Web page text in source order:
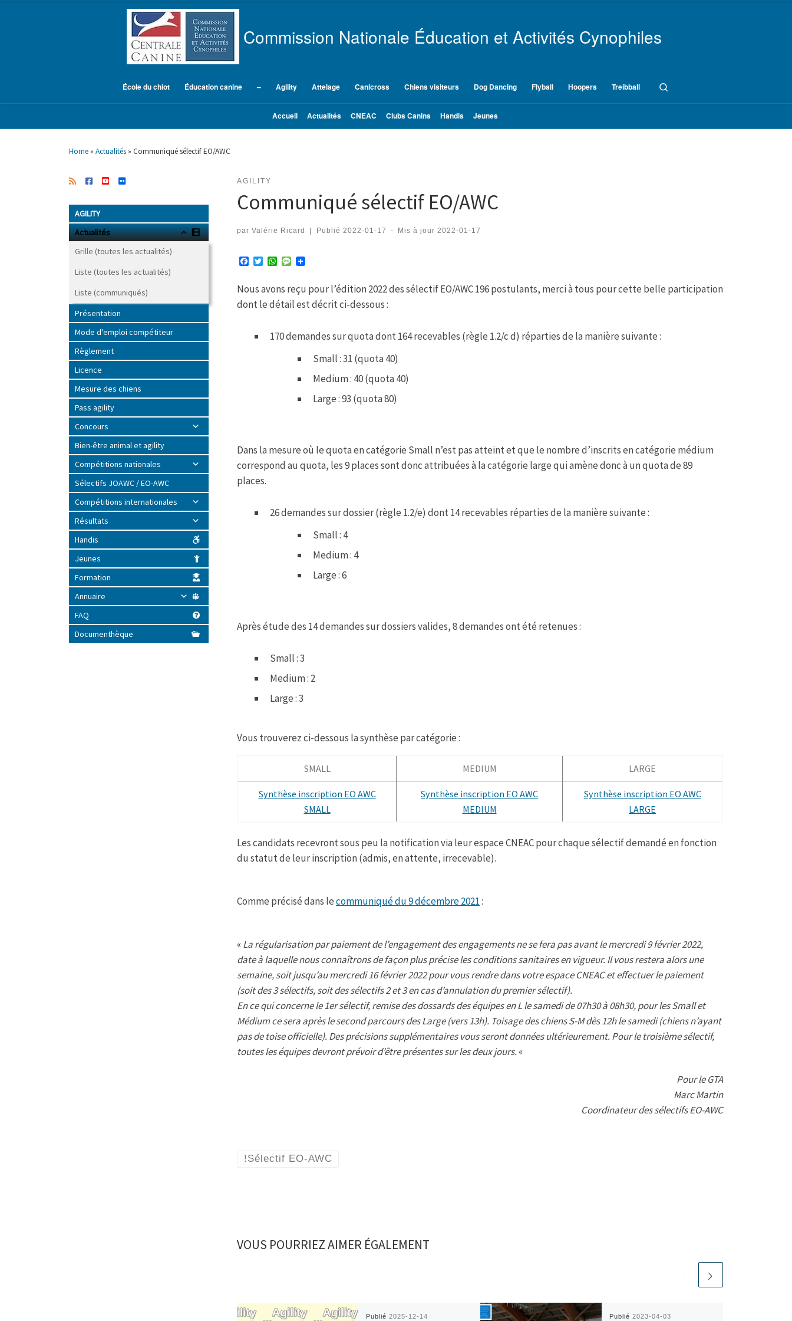
Accueil Actualités CNEAC Clubs Canins Handis Jeunes
Commission Nationale Éducation et Activités Cynophiles
École du chiot Éducation canine – Agility Attelage Canicross Chiens visiteurs Dog Dancing Flyball Hoopers Treibball
Home » Actualités » Communiqué sélectif EO/AWC
AGILITY
Communiqué sélectif EO/AWC
par Valérie Ricard Publié 2022-01-17 - Mis à jour 2022-01-17
e
o
T
t
e
W
t
s
A
M
s
a
g
Nous avons reçu pour l’édition 2022 des sélectif EO/AWC 196 postulants, merci à tous pour cette belle participation
dont le détail est décrit ci-dessous :
170 demandes sur quota dont 164 recevables (règle 1.2/c d) réparties de la manière suivante :
Small : 31 (quota 40)
Medium : 40 (quota 40)
Large : 93 (quota 80)
Dans la mesure où le quota en catégorie Small n’est pas atteint et que le nombre d’inscrits en catégorie médium
correspond au quota, les 9 places sont donc attribuées à la catégorie large qui amène donc à un quota de 89
places.
26 demandes sur dossier (règle 1.2/e) dont 14 recevables réparties de la manière suivante :
Small : 4
Medium : 4
Large : 6
Après étude des 14 demandes sur dossiers valides, 8 demandes ont été retenues :
Small : 3
Medium : 2
Large : 3
Vous trouverez ci-dessous la synthèse par catégorie :
SMALL MEDIUM LARGE
Synthèse inscription EO AWC
SMALL
Synthèse inscription EO AWC
MEDIUM
Synthèse inscription EO AWC
LARGE
Les candidats recevront sous peu la notification via leur espace CNEAC pour chaque sélectif demandé en fonction
du statut de leur inscription (admis, en attente, irrecevable).
Comme précisé dans lecommuniqué du 9 décembre 2021:
«La régularisation par paiement de l’engagement des engagements ne se fera pas avant le mercredi 9 février 2022,
date à laquelle nous connaîtrons de façon plus précise les conditions sanitaires en vigueur. Il vous restera alors une
semaine, soit jusqu’au mercredi 16 février 2022 pour vous rendre dans votre espace CNEAC et effectuer le paiement
(soit des 3 sélectifs, soit des sélectifs 2 et 3 en cas d’annulation du premier sélectif).
En ce qui concerne le 1er sélectif, remise des dossards des équipes en L le samedi de 07h30 à 08h30, pour les Small et
Médium ce sera après le second parcours des Large (vers 13h). Toisage des chiens S-M dès 12h le samedi (chiens n’ayant
pas de toise officielle). Des précisions supplémentaires vous seront données ultérieurement. Pour le troisième sélectif,
toutes les équipes devront prévoir d’être présentes sur les deux jours.«
Pour le GTA
Marc Martin
Coordinateur des sélectifs EO-AWC
!Sélectif EO-AWC
VOUS POURRIEZ AIMER ÉGALEMENT
Publié2025-12-14 Publié 2023-04-03
AGILITY
Actualités
Grille (toutes les actualités)
Liste (toutes les actualités)
Liste (communiqués)
Présentation
Mode d'emploi compétiteur
Règlement
Licence
Mesure des chiens
Pass agility
Concours
Bien-être animal et agility
Compétitions nationales
Sélectifs JOAWC / EO-AWC
Compétitions internationales
Résultats
Handis
Jeunes
Formation
Annuaire
FAQ
Documenthèque